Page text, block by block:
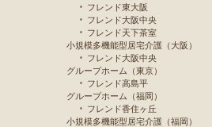
フレンド東大阪
フレンド大阪中央
フレンド天下茶室
小規模多機能型居宅介護（大阪）
フレンド大阪中央
グループホーム（東京）
フレンド高島平
グループホーム（福岡）
フレンド香住ヶ丘
小規模多機能型居宅介護（福岡）